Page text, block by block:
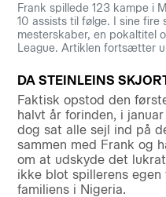
Frank spillede 123 kampe i
10 assists til følge. I sine
mesterskaber, en pokaltitel
League. Artiklen fortsætter
DA STEINLEINS
Faktisk opstod den
halvt år forinden, i
dog sat alle sejl ind på
sammen med Frank og
om at udskyde det
ikke blot spillerens
familiens i Nigeria.